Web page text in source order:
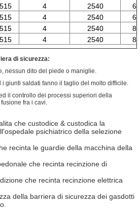
4 2540
4 2540
4 2540
4 2540
di sicurezza:
nessun dito del piede o maniglie.
i giunti saldati fanno il taglio del molto difficile.
il controllo dei processi superiori della
fra i cavi.
che custodice & custodica la
psichiatrico della selezione
recinta le guardie della macchina della
che recinta recinzione di
che recinta recinzione elettrica
della barriera di sicurezza dei gasdotti